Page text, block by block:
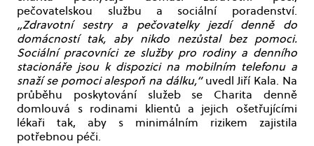
pečovatelskou službu a sociální poradenství.
„Zdravotní sestry a pečovatelky jezdí denně do
domácností tak, aby nikdo nezůstal bez pomoci.
Sociální pracovníci ze služby pro rodiny a denního
stacionáře jsou k dispozici na mobilním telefonu a
snaží se pomoci alespoň na dálku,“uvedl Jiří Kala. Na
průběhu poskytování služeb se Charita denně
domlouvá s rodinami klientů a jejich ošetřujícími
lékaři tak, aby s minimálním rizikem zajistila
potřebnou péči.